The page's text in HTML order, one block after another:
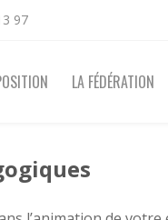
97
LA FÉDÉRATION